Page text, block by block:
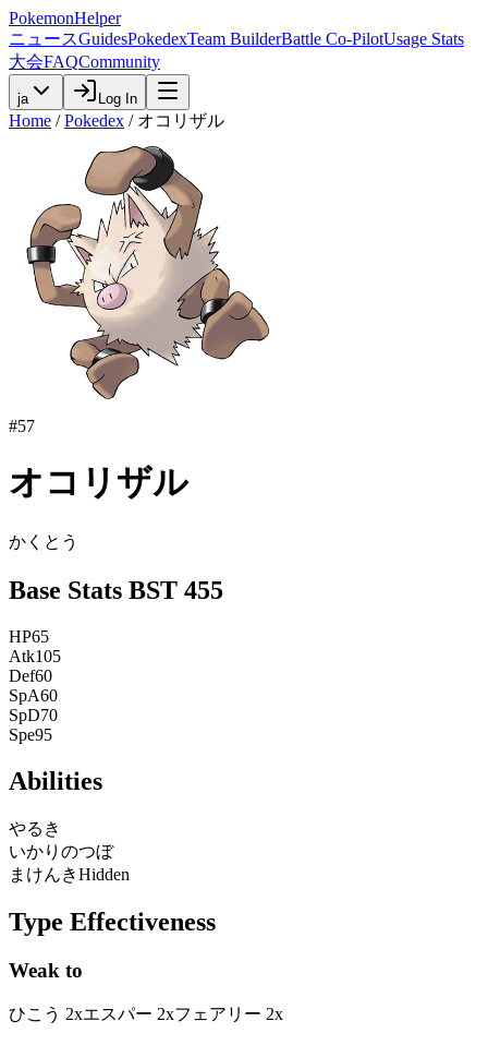
PokemonHelper
ニュースGuidesPokedexTeam BuilderBattle Co-PilotUsage Stats
大会FAQCommunity
ja Log In
Home / Pokedex / オコリザル
#57
オコリザル
かくとう
Base Stats BST 455
HP65
Atk105
Def60
SpA60
SpD70
Spe95
Abilities
やるき
いかりのつぼ
まけんきHidden
Type Effectiveness
Weak to
ひこう 2xエスパー 2xフェアリー 2x